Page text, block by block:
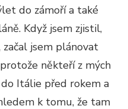
do zámoří a také
Když jsem zjistil,
začal jsem plánovat
někteří z mých
Itálie před rokem a
k tomu, že tam